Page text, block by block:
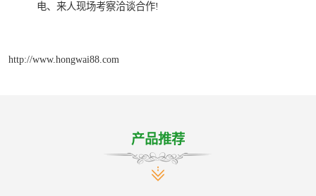
电、来人现场考察洽谈合作!
http://www.hongwai88.com
产品推荐